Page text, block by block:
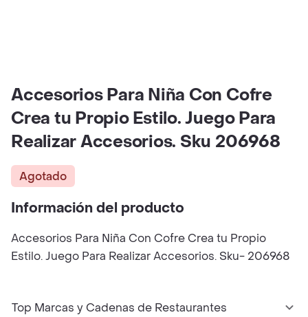
Accesorios Para Niña Con Cofre
Crea tu Propio Estilo. Juego Para
Realizar Accesorios. Sku 206968
Agotado
Información del producto
Accesorios Para Niña Con Cofre Crea tu Propio
Estilo. Juego Para Realizar Accesorios. Sku- 206968
Top Marcas y Cadenas de Restaurantes